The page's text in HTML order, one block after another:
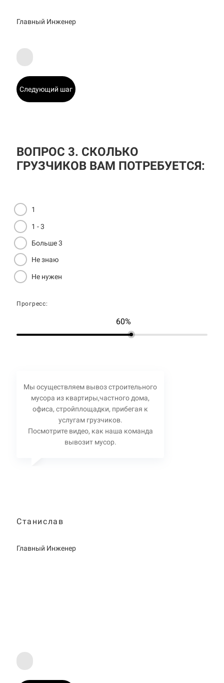
Главный Инженер
Следующий шаг
ВОПРОС 3. СКОЛЬКО
ГРУЗЧИКОВ ВАМ ПОТРЕБУЕТСЯ:
1
1 - 3
Больше 3
Не знаю
Не нужен
Прогресс:
60%
Мы осуществляем вывоз строительного
мусора из квартиры,частного дома,
офиса, стройплощадки, прибегая к
услугам грузчиков.
Посмотрите видео, как наша команда
вывозит мусор.
Станислав
Главный Инженер